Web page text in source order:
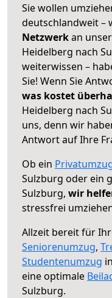
Sie wollen
deutschlandweit –
Netzwerkan
Heidelberg nach
weiterwissen –
Sie! Wenn Sie
was kostet
Heidelberg nach
uns, denn wir
Antwort auf Ihre
Ob ein
Sulzburg oder ein
Sulzburg, wir
stressfrei
Allzeit bereit für
Seniorenumzug,
Studentenumzug
eine optimale
Sulzburg.